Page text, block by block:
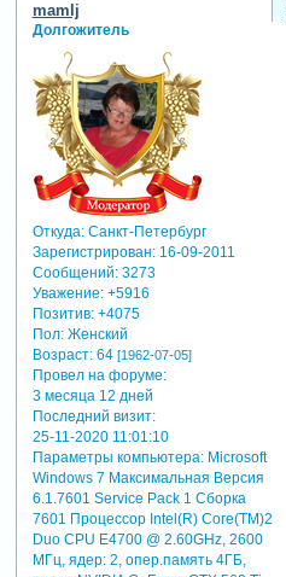
mamlj
Долгожитель
Откуда:Санкт-Петербург
Зарегистрирован: 16-09-2011
Сообщений:3273
Уважение: +5916
Позитив: +4075
Пол:Женский
Возраст:64 [1962-07-05]
Провел на форуме:
3 месяца 12 дней
Последний визит:
25-11-2020 11:01:10
Параметры компьютера:Microsoft
Windows 7 Максимальная Версия
6.1.7601 Service Pack 1 Сборка
7601 Процессор Intel(R) Core(TM)2
Duo CPU E4700 @ 2.60GHz, 2600
МГц, ядер: 2, опер.память 4ГБ,